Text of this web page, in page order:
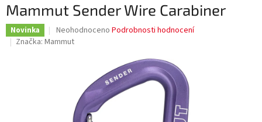
Mammut Sender Wire Carabiner
Novinka
Průměrné
hodnocení
hvězdiček.
Neohodnoceno Podrobnosti hodnocení
Značka: Mammut